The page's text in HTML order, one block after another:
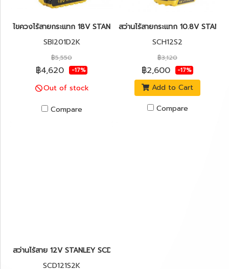
ไขควงไร้สายกระแทก 18V STANLEY SBI201D2K
SBI201D2K
฿5,550
฿4,620 -17%
Out of stock
Compare
สว่านไร้สายกระแทก 10.8V
SCH12S2
฿3,120
฿2,600 -17%
Add to Cart
Compare
สว่านไร้สาย 12V STANLEY SCD121S2K
SCD121S2K